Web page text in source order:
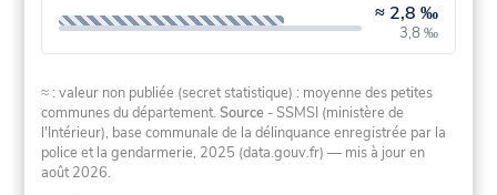
≈ 2,8 ‰
3,8 ‰
≈ : valeur non publiée (secret statistique) : moyenne des petites
communes du département.Source - SSMSI (ministère de
l'Intérieur), base communale de la délinquance enregistrée par la
police et la gendarmerie, 2025 (data.gouv.fr) — mis à jour en
août 2026.